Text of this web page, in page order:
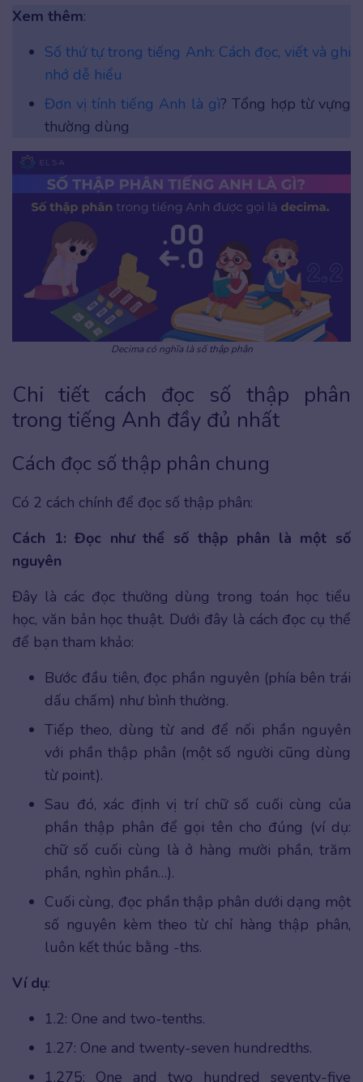
Xem thêm:
Số thứ tự trong tiếng Anh: Cách đọc, viết và ghi
nhớ dễ hiểu
Đơn vị tính tiếng Anh là gì? Tổng hợp từ vựng
thường dùng
Decima có nghĩa là số thập phân
Chi tiết cách đọc số thập phân
trong tiếng Anh đầy đủ nhất
Cách đọc số thập phân chung
Có 2 cách chính để đọc số thập phân:
Cách 1: Đọc như thể số thập phân là một số
nguyên
Đây là các đọc thường dùng trong toán học tiểu
học, văn bản học thuật. Dưới đây là cách đọc cụ thể
để bạn tham khảo:
Bước đầu tiên, đọc phần nguyên (phía bên trái
dấu chấm) như bình thường.
Tiếp theo, dùng từ and để nối phần nguyên
với phần thập phân (một số người cũng dùng
từ point).
Sau đó, xác định vị trí chữ số cuối cùng của
phần thập phân để gọi tên cho đúng (ví dụ:
chữ số cuối cùng là ở hàng mười phần, trăm
phần, nghìn phần…).
Cuối cùng, đọc phần thập phân dưới dạng một
số nguyên kèm theo từ chỉ hàng thập phân,
luôn kết thúc bằng -ths.
Ví dụ:
1.2: One and two-tenths.
1.27: One and twenty-seven hundredths.
1.275: One and two hundred seventy-five